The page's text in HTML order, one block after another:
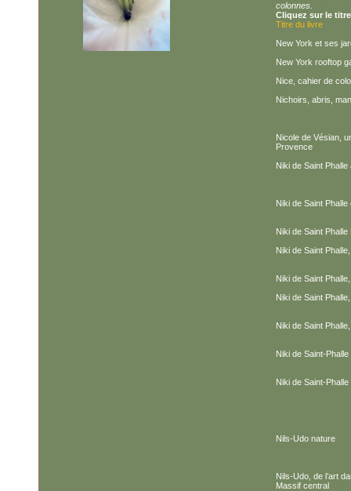
colonnes.
Cliquez sur le
Titre du livre
New York et ses
New York rooftop
Nice, cahier de
Nichoirs, abris,
Nicole de Vésian,
Provence
Niki de Saint
Niki de Saint
Niki de Saint
Niki de Saint
Niki de Saint
Niki de Saint
Niki de Saint Phalle,
Niki de Saint-Phalle
Niki de Saint-Phalle
Nils-Udo nature
Nils-Udo, de l’art
Massif central